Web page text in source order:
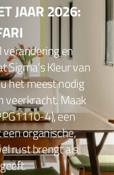
JAAR 2026:
verandering en
Sigma’s Kleur van
het meest nodig
veerkracht. Maak
4), een
organische,
rust brengt als